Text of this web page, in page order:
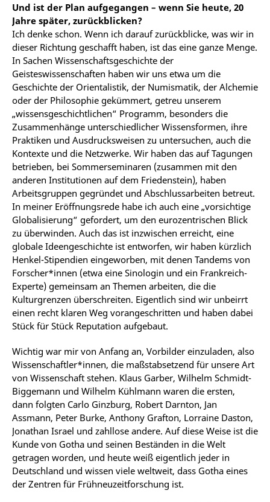
Und ist der Plan aufgegangen – wenn Sie heute, 20
Jahre später, zurückblicken?
Ich denke schon. Wenn ich darauf zurückblicke, was wir in
dieser Richtung geschafft haben, ist das eine ganze Menge.
In Sachen Wissenschaftsgeschichte der
Geisteswissenschaften haben wir uns etwa um die
Geschichte der Orientalistik, der Numismatik, der Alchemie
oder der Philosophie gekümmert, getreu unserem
„wissensgeschichtlichen“ Programm, besonders die
Zusammenhänge unterschiedlicher Wissensformen, ihre
Praktiken und Ausdrucksweisen zu untersuchen, auch die
Kontexte und die Netzwerke. Wir haben das auf Tagungen
betrieben, bei Sommerseminaren (zusammen mit den
anderen Institutionen auf dem Friedenstein), haben
Arbeitsgruppen gegründet und Abschlussarbeiten betreut.
In meiner Eröffnungsrede habe ich auch eine „vorsichtige
Globalisierung“ gefordert, um den eurozentrischen Blick
zu überwinden. Auch das ist inzwischen erreicht, eine
globale Ideengeschichte ist entworfen, wir haben kürzlich
Henkel-Stipendien eingeworben, mit denen Tandems von
Forscher*innen (etwa eine Sinologin und ein Frankreich-
Experte) gemeinsam an Themen arbeiten, die die
Kulturgrenzen überschreiten. Eigentlich sind wir unbeirrt
einen recht klaren Weg vorangeschritten und haben dabei
Stück für Stück Reputation aufgebaut.
Wichtig war mir von Anfang an, Vorbilder einzuladen, also
Wissenschaftler*innen, die maßstabsetzend für unsere Art
von Wissenschaft stehen. Klaus Garber, Wilhelm Schmidt-
Biggemann und Wilhelm Kühlmann waren die ersten,
dann folgten Carlo Ginzburg, Robert Darnton, Jan
Assmann, Peter Burke, Anthony Grafton, Lorraine Daston,
Jonathan Israel und zahllose andere. Auf diese Weise ist die
Kunde von Gotha und seinen Beständen in die Welt
getragen worden, und heute weiß eigentlich jeder in
Deutschland und wissen viele weltweit, dass Gotha eines
der Zentren für Frühneuzeitforschung ist.